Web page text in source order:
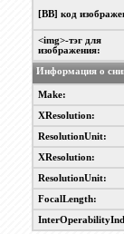
[BB] код
<img>-тэг для
изображения:
Информация о
Make:
XResolution:
ResolutionUnit:
XResolution:
ResolutionUnit:
FocalLength: